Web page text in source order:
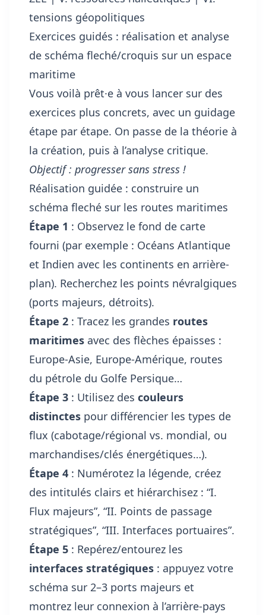
tensions géopolitiques
Exercices guidés : réalisation et analyse
de schéma fleché/croquis sur un espace
maritime
Vous voilà prêt·e à vous lancer sur des
exercices plus concrets, avec un guidage
étape par étape. On passe de la théorie à
la création, puis à l’analyse critique.
Objectif : progresser sans stress !
Réalisation guidée : construire un
schéma fleché sur les routes maritimes
Étape 1 : Observez le fond de carte
fourni (par exemple : Océans Atlantique
et Indien avec les continents en arrière-
plan). Recherchez les points névralgiques
(ports majeurs, détroits).
Étape 2 : Tracez les grandes routes
maritimes avec des flèches épaisses :
Europe-Asie, Europe-Amérique, routes
du pétrole du Golfe Persique…
Étape 3 : Utilisez des couleurs
distinctes pour différencier les types de
flux (cabotage/régional vs. mondial, ou
marchandises/clés énergétiques…).
Étape 4 : Numérotez la légende, créez
des intitulés clairs et hiérarchisez : “I.
Flux majeurs”, “II. Points de passage
stratégiques”, “III. Interfaces portuaires”.
Étape 5 : Repérez/entourez les
interfaces stratégiques : appuyez votre
schéma sur 2–3 ports majeurs et
montrez leur connexion à l’arrière-pays